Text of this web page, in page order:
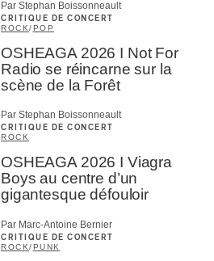
Par Stephan Boissonneault
CRITIQUE DE CONCERT
ROCK/POP
OSHEAGA 2026 I Not For
Radio se réincarne sur la
scène de la Forêt
Par Stephan Boissonneault
CRITIQUE DE CONCERT
ROCK
OSHEAGA 2026 I Viagra
Boys au centre d’un
gigantesque défouloir
Par Marc-Antoine Bernier
CRITIQUE DE CONCERT
ROCK/PUNK